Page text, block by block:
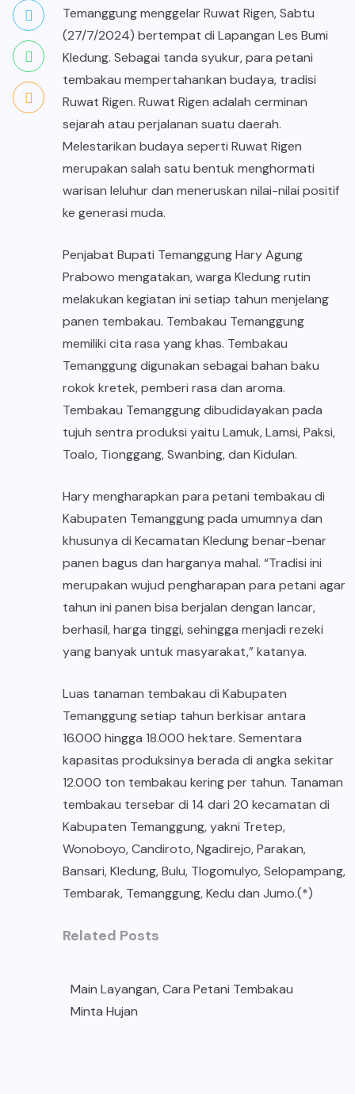
Temanggungmenggelar Ruwat Rigen, Sabtu
(27/7/2024) bertempat di Lapangan Les Bumi
Kledung. Sebagai tanda syukur, para petani
tembakau mempertahankan budaya, tradisi
Ruwat Rigen. Ruwat Rigen adalah cerminan
sejarah atau perjalanan suatu daerah.
Melestarikan budaya seperti Ruwat Rigen
merupakan salah satu bentuk menghormati
warisan leluhur dan meneruskan nilai-nilai positif
ke generasi muda.
Penjabat Bupati Temanggung Hary Agung
Prabowo mengatakan, warga Kledung rutin
melakukan kegiatan ini setiap tahun menjelang
panen tembakau. Tembakau Temanggung
memiliki cita rasa yang khas. Tembakau
Temanggung digunakan sebagai bahan baku
rokok kretek, pemberi rasa dan aroma.
Tembakau Temanggung dibudidayakan pada
tujuh sentra produksi yaitu Lamuk, Lamsi, Paksi,
Toalo, Tionggang, Swanbing, dan Kidulan.
Hary mengharapkan para petani tembakau di
Kabupaten Temanggung pada umumnya dan
khusunya di Kecamatan Kledung benar-benar
panen bagus dan harganya mahal. “Tradisi ini
merupakan wujud pengharapan para petani agar
tahun ini panen bisa berjalan dengan lancar,
berhasil, harga tinggi, sehingga menjadi rezeki
yang banyak untuk masyarakat,” katanya.
Luas tanaman tembakau di Kabupaten
Temanggung setiap tahun berkisar antara
16.000 hingga 18.000 hektare. Sementara
kapasitas produksinya berada di angka sekitar
12.000 ton tembakau kering per tahun. Tanaman
tembakau tersebar di 14 dari 20 kecamatan di
Kabupaten Temanggung, yakni Tretep,
Wonoboyo, Candiroto, Ngadirejo, Parakan,
Bansari, Kledung, Bulu, Tlogomulyo, Selopampang,
Tembarak, Temanggung, Kedu dan Jumo.(*)
Related Posts
Main Layangan, Cara Petani Tembakau
Minta Hujan